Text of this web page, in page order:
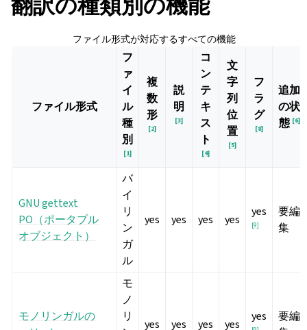
ファイル形式が対応するすべての機能
ファイル形式
フ
ァ
イ
ル
種
別
[1]
複
数
形
[2]
説
明
[3]
コ
ン
テ
キ
ス
ト
[4]
文
字
列
位
置
[5]
フ
ラ
グ
[8]
追加
の状
態 [6]
GNU gettext
PO（ポータブル
オブジェクト）
バ
イ
リ
ン
ガ
ル
yes yes yes yes
yes
[9]
要編
集
モノリンガルの
モ
ノ
リ
yes yes yes yes
yes
要編